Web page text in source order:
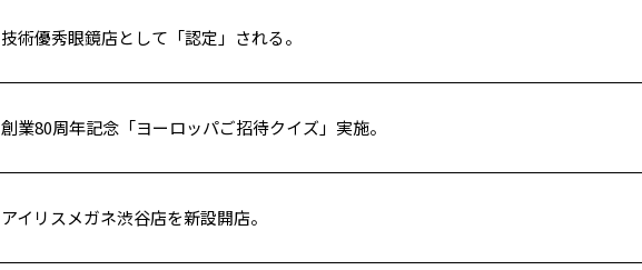
技術優秀眼鏡店として「認定」される。
創業80周年記念「ヨーロッパご招待クイズ」実施。
アイリスメガネ渋谷店を新設開店。